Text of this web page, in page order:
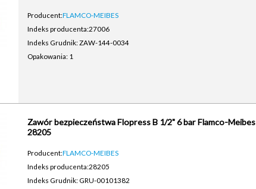
Producent:FLAMCO-MEIBES
Indeks producenta:27006
Indeks Grudnik: ZAW-144-0034
Opakowania: 1
Zawór bezpieczeństwa Flopress B 1/2" 6 bar Flamco-Meibes
28205
Producent:FLAMCO-MEIBES
Indeks producenta:28205
Indeks Grudnik: GRU-00101382